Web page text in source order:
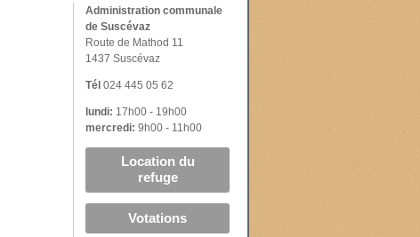
Administration communale
de Suscévaz
Route de Mathod 11
1437 Suscévaz
Tél 024 445 05 62
lundi: 17h00 - 19h00
mercredi: 9h00 - 11h00
Location du
refuge
Votations